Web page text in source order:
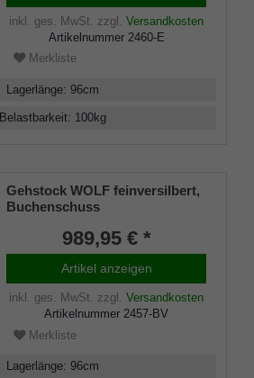
inkl. ges. MwSt. zzgl. Versandkosten
Artikelnummer 2460-E
Merkliste
Lagerlänge: 96cm
Belastbarkeit: 100kg
Gehstock WOLF feinversilbert,
Buchenschuss
989,95 € *
Artikel anzeigen
inkl. ges. MwSt. zzgl. Versandkosten
Artikelnummer 2457-BV
Merkliste
Lagerlänge: 96cm